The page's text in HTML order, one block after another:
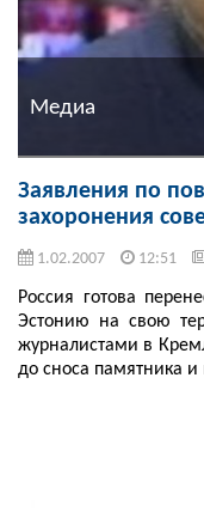
Медиа
Заявления по
захоронения
1.02.2007 12:51
Россия готова
Эстонию на свою
журналистами в
до сноса памятника